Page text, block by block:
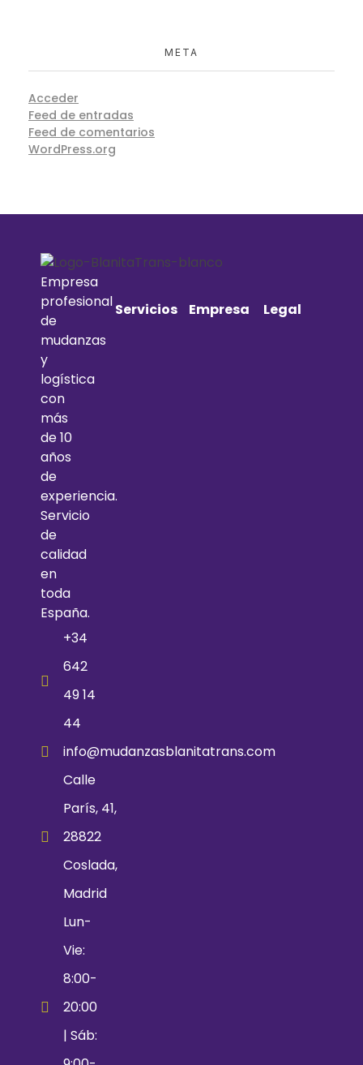
META
Acceder
Feed de entradas
Feed de comentarios
WordPress.org
Empresa
profesional
de
mudanzas
y
logística
con
más
de 10
años
de
experiencia.
Servicio
de
calidad
en
toda
España.
+34
642
49 14
44
info@mudanzasblanitatrans.com
Calle
París, 41,
28822
Coslada,
Madrid
Lun-
Vie:
8:00-
20:00
| Sáb:
Servicios Empresa Legal